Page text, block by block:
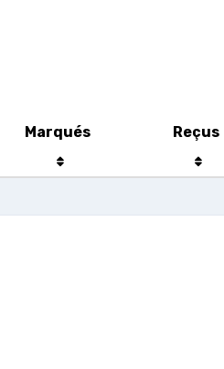
Marqués Reçus